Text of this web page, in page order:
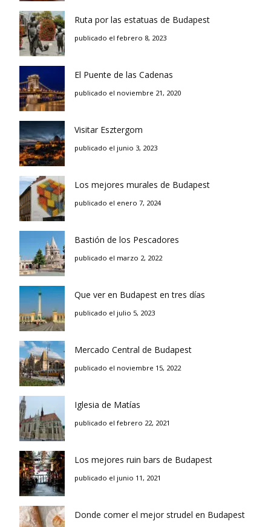
Ruta por las estatuas de Budapest
publicado el febrero 8, 2023
El Puente de las Cadenas
publicado el noviembre 21, 2020
Visitar Esztergom
publicado el junio 3, 2023
Los mejores murales de Budapest
publicado el enero 7, 2024
Bastión de los Pescadores
publicado el marzo 2, 2022
Que ver en Budapest en tres días
publicado el julio 5, 2023
Mercado Central de Budapest
publicado el noviembre 15, 2022
Iglesia de Matías
publicado el febrero 22, 2021
Los mejores ruin bars de Budapest
publicado el junio 11, 2021
Donde comer el mejor strudel en Budapest